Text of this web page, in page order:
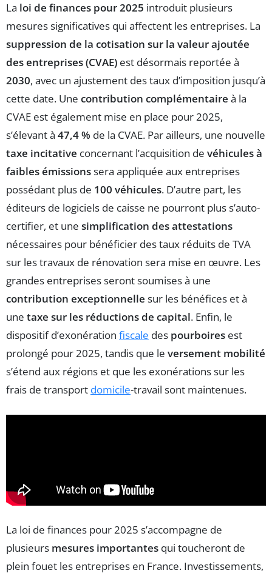
La loi de finances pour 2025 introduit plusieurs
mesures significatives qui affectent les entreprises. La
suppression de la cotisation sur la valeur ajoutée
des entreprises (CVAE) est désormais reportée à
2030, avec un ajustement des taux d’imposition jusqu’à
cette date. Une contribution complémentaire à la
CVAE est également mise en place pour 2025,
s’élevant à 47,4 % de la CVAE. Par ailleurs, une nouvelle
taxe incitative concernant l’acquisition de véhicules à
faibles émissionssera appliquée aux entreprises
possédant plus de 100 véhicules. D’autre part, les
éditeurs de logiciels de caisse ne pourront plus s’auto-
certifier, et une simplification des attestations
nécessaires pour bénéficier des taux réduits de TVA
sur les travaux de rénovation sera mise en œuvre. Les
grandes entreprises seront soumises à une
contribution exceptionnelle sur les bénéfices et à
une taxe sur les réductions de capital. Enfin, le
dispositif d’exonération fiscale des pourboires est
prolongé pour 2025, tandis que le versement mobilité
s’étend aux régions et que les exonérations sur les
frais de transport domicile-travail sont maintenues.
La loi de finances pour 2025 s’accompagne de
plusieurs mesures importantes qui toucheront de
plein fouet les entreprises en France. Investissements,